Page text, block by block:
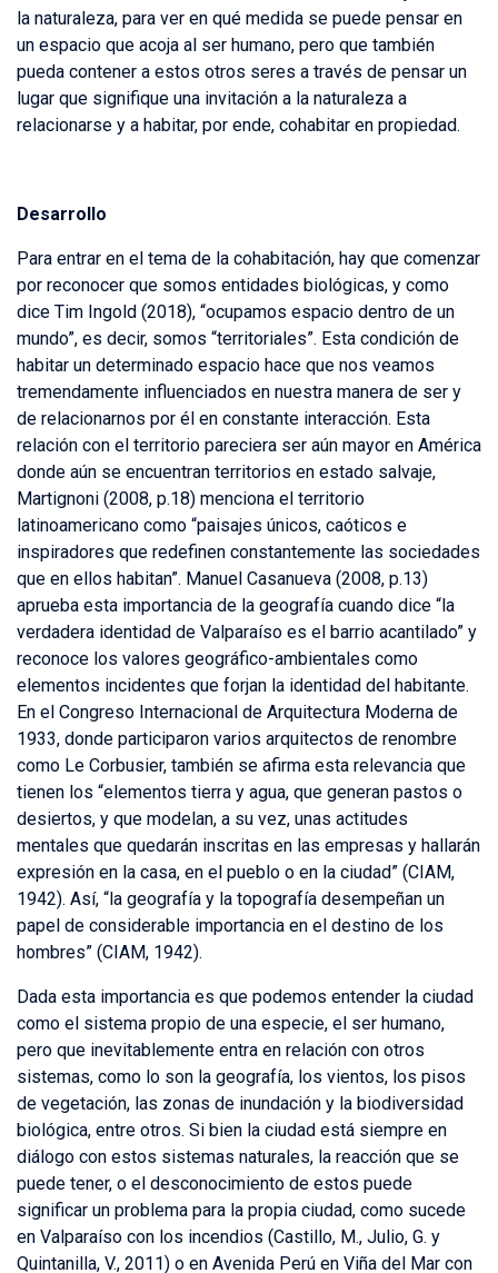
la naturaleza, para ver en qué medida se puede pensar en
un espacio que acoja al ser humano, pero que también
pueda contener a estos otros seres a través de pensar un
lugar que signifique una invitación a la naturaleza a
relacionarse y a habitar, por ende, cohabitar en propiedad.
Desarrollo
Para entrar en el tema de la cohabitación, hay que comenzar
por reconocer que somos entidades biológicas, y como
dice Tim Ingold (2018), “ocupamos espacio dentro de un
mundo”, es decir, somos “territoriales”. Esta condición de
habitar un determinado espacio hace que nos veamos
tremendamente influenciados en nuestra manera de ser y
de relacionarnos por él en constante interacción. Esta
relación con el territorio pareciera ser aún mayor en América
donde aún se encuentran territorios en estado salvaje,
Martignoni (2008, p.18) menciona el territorio
latinoamericano como “paisajes únicos, caóticos e
inspiradores que redefinen constantemente las sociedades
que en ellos habitan”. Manuel Casanueva (2008, p.13)
aprueba esta importancia de la geografía cuando dice “la
verdadera identidad de Valparaíso es el barrio acantilado” y
reconoce los valores geográfico-ambientales como
elementos incidentes que forjan la identidad del habitante.
En el Congreso Internacional de Arquitectura Moderna de
1933, donde participaron varios arquitectos de renombre
como Le Corbusier, también se afirma esta relevancia que
tienen los “elementos tierra y agua, que generan pastos o
desiertos, y que modelan, a su vez, unas actitudes
mentales que quedarán inscritas en las empresas y hallarán
expresión en la casa, en el pueblo o en la ciudad” (CIAM,
1942). Así, “la geografía y la topografía desempeñan un
papel de considerable importancia en el destino de los
hombres” (CIAM, 1942).
Dada esta importancia es que podemos entender la ciudad
como el sistema propio de una especie, el ser humano,
pero que inevitablemente entra en relación con otros
sistemas, como lo son la geografía, los vientos, los pisos
de vegetación, las zonas de inundación y la biodiversidad
biológica, entre otros. Si bien la ciudad está siempre en
diálogo con estos sistemas naturales, la reacción que se
puede tener, o el desconocimiento de estos puede
significar un problema para la propia ciudad, como sucede
en Valparaíso con los incendios (Castillo, M., Julio, G. y
Quintanilla, V., 2011) o en Avenida Perú en Viña del Mar con